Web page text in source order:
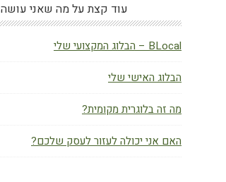
עוד קצת על מה שאני עושה
BLocal – הבלוג המקצועי שלי
הבלוג האישי שלי
מה זה בלוגרית מקומית?
האם אני יכולה לעזור לעסק שלכם?